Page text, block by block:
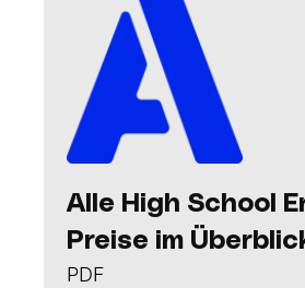
Alle High School
Preise im
PDF